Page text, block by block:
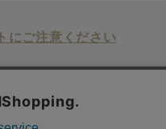
にご注意ください
rights reserved.